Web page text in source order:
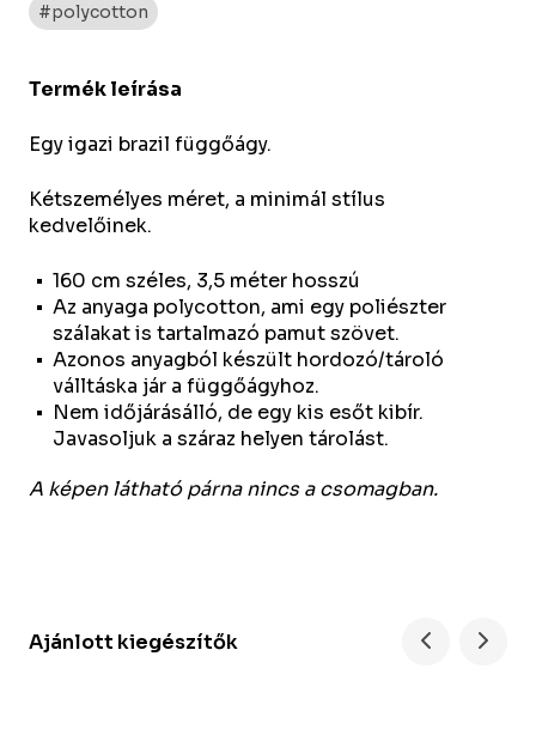
#polycotton
Termék leírása
Egy igazi brazil függőágy.
Kétszemélyes méret, a minimál stílus
kedvelőinek.
160 cm széles, 3,5 méter hosszú
Az anyaga polycotton, ami egy poliészter
szálakat is tartalmazó pamut szövet.
Azonos anyagból készült hordozó/tároló
válltáska jár a függőágyhoz.
Nem időjárásálló, de egy kis esőt kibír.
Javasoljuk a száraz helyen tárolást.
A képen látható párna nincs a csomagban.
Ajánlott kiegészítők